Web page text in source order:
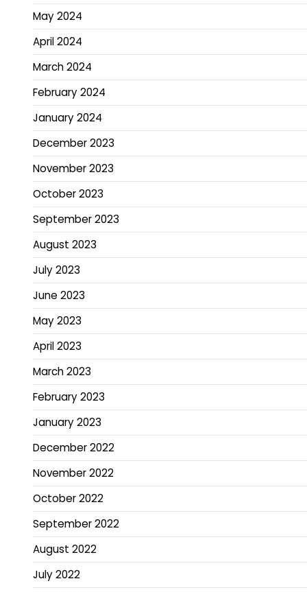
May 2024
April 2024
March 2024
February 2024
January 2024
December 2023
November 2023
October 2023
September 2023
August 2023
July 2023
June 2023
May 2023
April 2023
March 2023
February 2023
January 2023
December 2022
November 2022
October 2022
September 2022
August 2022
July 2022